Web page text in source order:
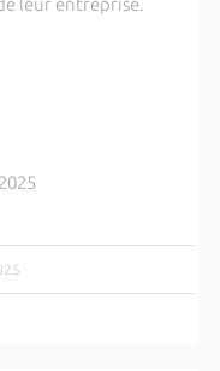
leur entreprise.